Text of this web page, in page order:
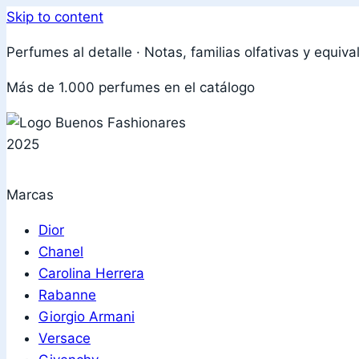
Skip to content
Perfumes al detalle · Notas, familias olfativas y
Más de 1.000 perfumes en el catálogo
Marcas
Dior
Chanel
Carolina Herrera
Rabanne
Giorgio Armani
Versace